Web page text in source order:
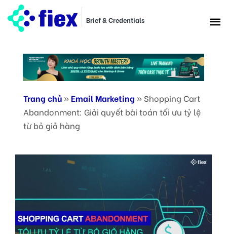
Brief & Credentials
Trang chủ » Email Marketing » Shopping Cart
Abandonment: Giải quyết bài toán tối ưu tỷ lệ
từ bỏ giỏ hàng